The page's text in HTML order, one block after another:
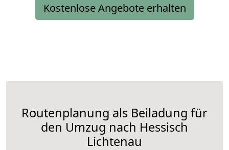
Kostenlose Angebote erhalten
Routenplanung als Beiladung für
den Umzug nach Hessisch
Lichtenau